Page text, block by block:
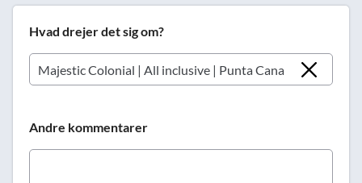
Hvad drejer det sig om?
Andre kommentarer